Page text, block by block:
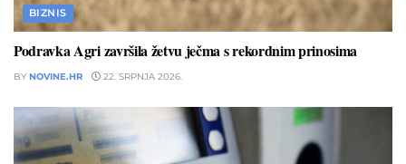
BIZNIS
Podravka Agri završila žetvu ječma s rekordnim prinosima
BY NOVINE.HR 22. SRPNJA 2026.